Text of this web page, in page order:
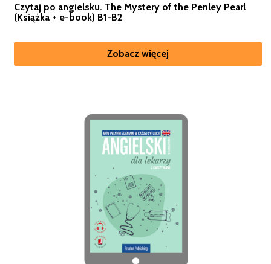
Czytaj po angielsku. The Mystery of the Penley Pearl
(Książka + e-book) B1-B2
Zobacz więcej